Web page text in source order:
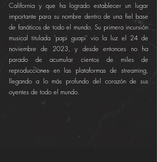
California y que ha logrado establecer un lugar
importante para su nombre dentro de una fiel base
de fanáticos de todo el mundo. Su primera incursión
musical titulada ‘papi guapi’ vio la luz el 24 de
noviembre de 2023, y desde entonces no ha
parado de acumular cientos de miles de
reproducciones en las plataformas de streaming,
llegando a lo más profundo del corazón de sus
oyentes de todo el mundo.